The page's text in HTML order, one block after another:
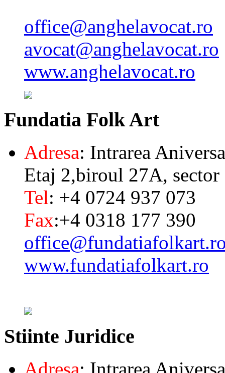
office@anghelavocat.ro
avocat@anghelavocat.ro
www.anghelavocat.ro
Fundatia Folk Art
Adresa: Intrarea
Etaj 2,biroul 27A, sector
Tel: +4 0724 937 073
Fax:+4 0318 177 390
www.fundatiafolkart.ro
Stiinte Juridice
Adresa: Intrarea